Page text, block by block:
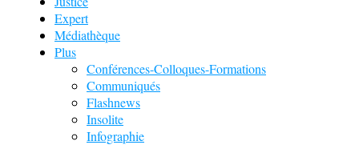
Expert
Médiathèque
Plus
Conférences-Colloques-Formations
Communiqués
Flashnews
Insolite
Infographie